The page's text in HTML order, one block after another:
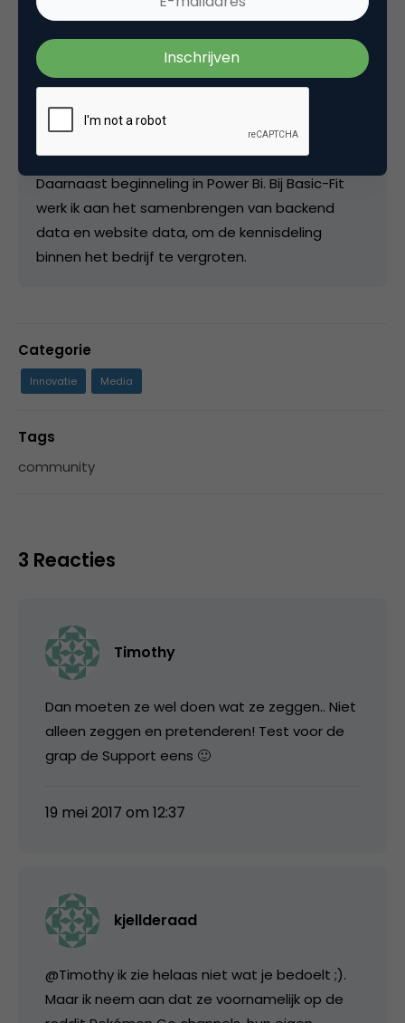
Kjell de Raad
Data-analist bijBasic-Fit &
Draadlozeoortjes.com
Expert op het gebied van Google Analytics /
Google Tag Manager / Google Data Studio.
Daarnaast beginneling in Power Bi. Bij Basic-Fit
werk ik aan het samenbrengen van backend
data en website data, om de kennisdeling
binnen het bedrijf te vergroten.
Categorie
Innovatie Media
Tags
community
3 Reacties
Timothy
Dan moeten ze wel doen wat ze zeggen.. Niet
alleen zeggen en pretenderen! Test voor de
grap de Support eens 🙂
19 mei 2017 om 12:37
kjellderaad
@Timothy ik zie helaas niet wat je bedoelt ;).
Maar ik neem aan dat ze voornamelijk op de